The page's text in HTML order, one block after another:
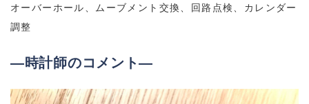
オーバーホール、ムーブメント交換、回路点検、カレンダー
調整
―時計師のコメント―